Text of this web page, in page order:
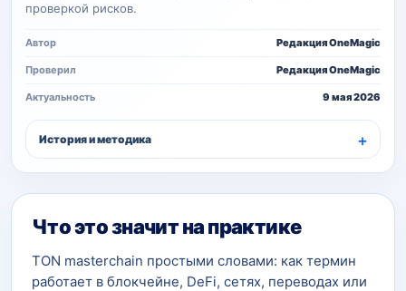
проверкой рисков.
Автор Редакция OneMagic
Проверил Редакция OneMagic
Актуальность 9 мая 2026
История и методика
Что это значит на практике
TON masterchain простыми словами: как термин
работает в блокчейне, DeFi, сетях, переводах или